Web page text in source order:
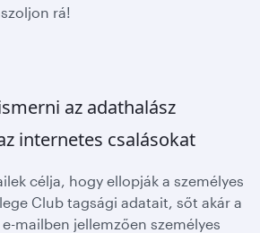
rá!
az adathalász
internetes csalásokat
célja, hogy ellopják a személyes
Club tagsági adatait, sőt akár a
mailben jellemzően személyes